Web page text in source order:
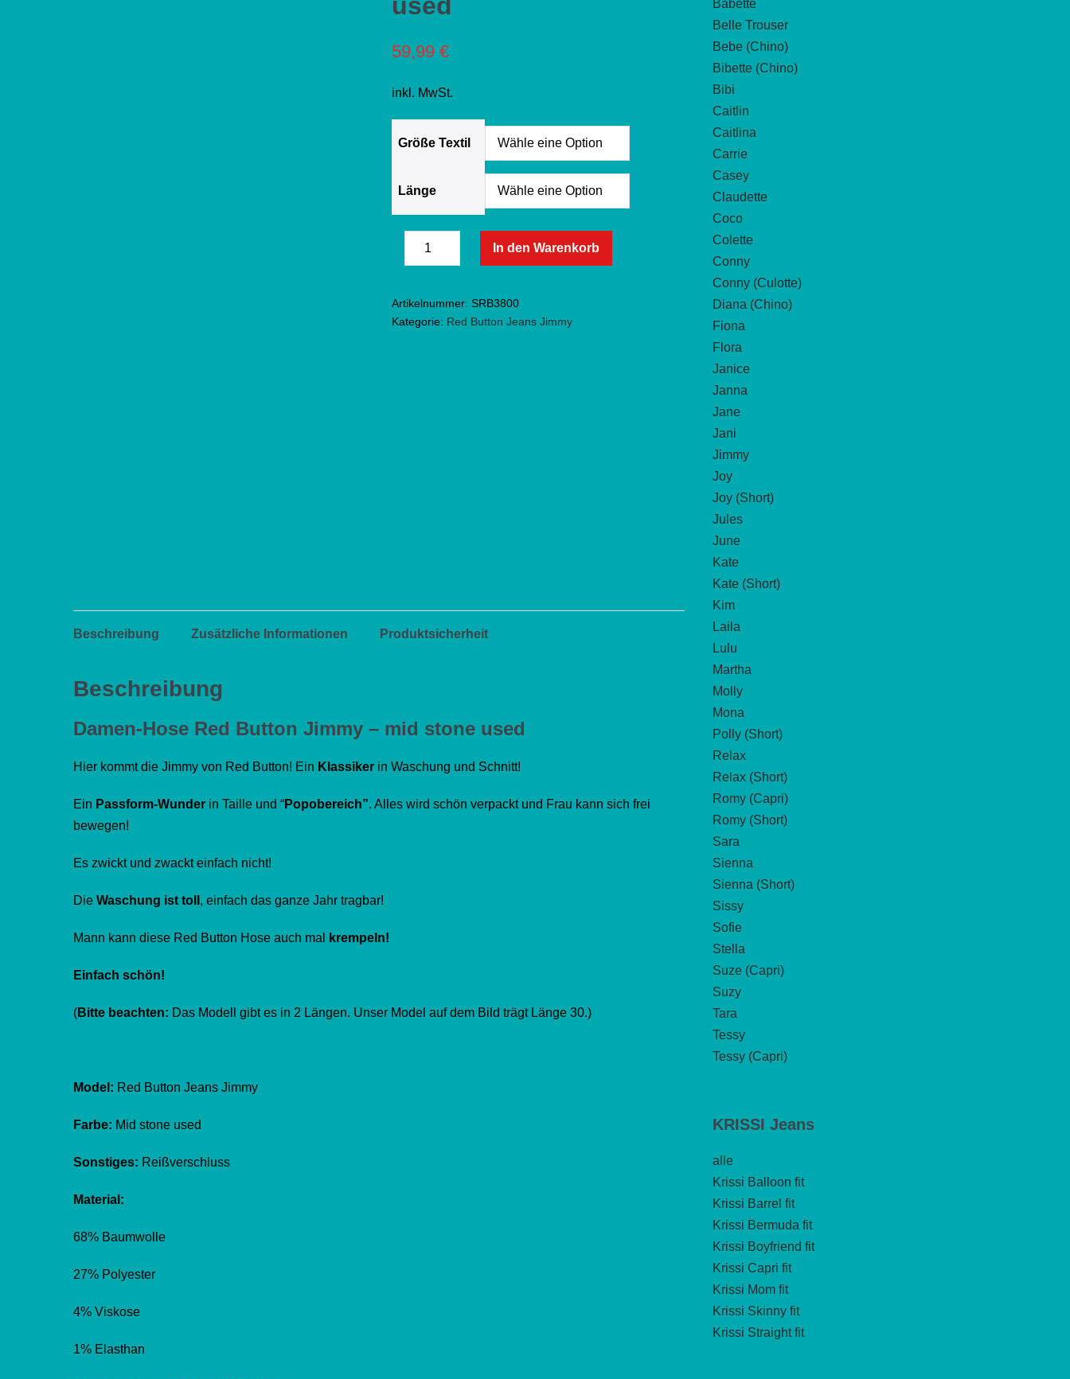
59,99 €
inkl. MwSt.
Größe Textil
Länge
Menge
Red
Button
Jimmy
-
In den Warenkorb
Artikelnummer: SRB3800
Kategorie: Red Button Jeans Jimmy
Beschreibung Zusätzliche Informationen Produktsicherheit
Beschreibung
Damen-Hose Red Button Jimmy – mid stone used
Hier kommt die Jimmy von Red Button! Ein Klassiker in Waschung und Schnitt!
Ein Passform-Wunder in Taille und “Popobereich”. Alles wird schön verpackt und Frau kann sich frei
bewegen!
Es zwickt und zwackt einfach nicht!
Die Waschung ist toll , einfach das ganze Jahr tragbar!
Mann kann diese Red Button Hose auch mal krempeln!
Einfach schön!
(Bitte beachten: Das Modell gibt es in 2 Längen. Unser Model auf dem Bild trägt Länge 30.)
Model: Red Button Jeans Jimmy
Farbe: Mid stone used
Sonstiges: Reißverschluss
Material:
68% Baumwolle
27% Polyester
4% Viskose
1% Elasthan
Babette
Belle Trouser
Bebe (Chino)
Bibette (Chino)
Bibi
Caitlin
Caitlina
Carrie
Casey
Claudette
Coco
Colette
Conny
Conny (Culotte)
Diana (Chino)
Fiona
Flora
Janice
Janna
Jane
Jani
Jimmy
Joy
Joy (Short)
Jules
June
Kate
Kate (Short)
Kim
Laila
Lulu
Martha
Molly
Mona
Polly (Short)
Relax
Relax (Short)
Romy (Capri)
Romy (Short)
Sara
Sienna
Sienna (Short)
Sissy
Sofie
Stella
Suze (Capri)
Suzy
Tara
Tessy
Tessy (Capri)
KRISSI Jeans
alle
Krissi Balloon fit
Krissi Barrel fit
Krissi Bermuda fit
Krissi Boyfriend fit
Krissi Capri fit
Krissi Mom fit
Krissi Skinny fit
Krissi Straight fit